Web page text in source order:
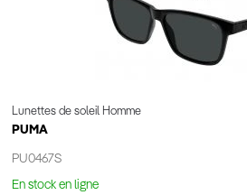
Lunettes de soleil Homme
PUMA
PU0467S
En stock en ligne